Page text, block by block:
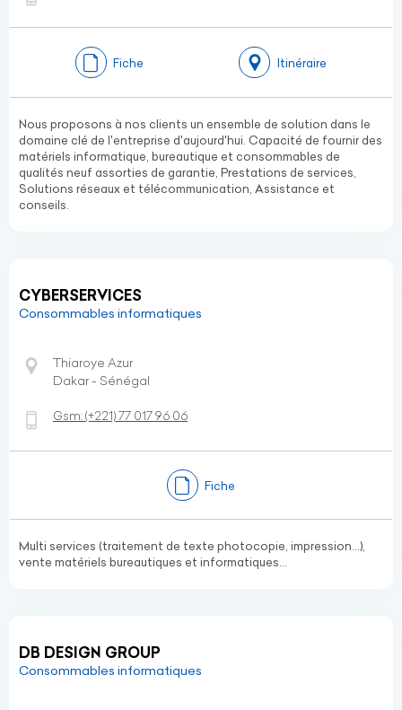
Fiche Itinéraire
Nous proposons à nos clients un ensemble de solution dans le
domaine clé de l'entreprise d'aujourd'hui. Capacité de fournir des
matériels informatique, bureautique et consommables de
qualités neuf assorties de garantie, Prestations de services,
Solutions réseaux et télécommunication, Assistance et
conseils.
CYBERSERVICES
Consommables informatiques
Thiaroye Azur
Dakar - Sénégal
Gsm:(+221)77 017 96 06
Fiche
Multi services (traitement de texte photocopie, impression...),
vente matériels bureautiques et informatiques...
DB DESIGN GROUP
Consommables informatiques